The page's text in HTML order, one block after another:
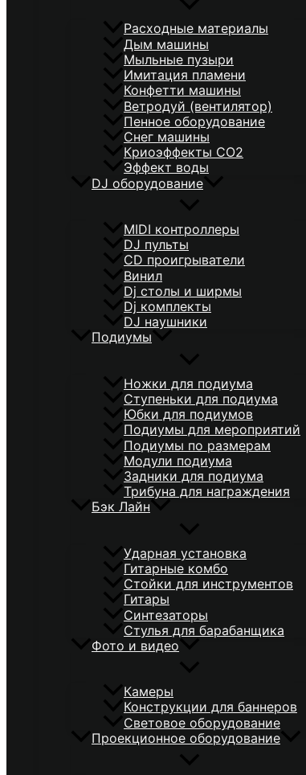
Расходные материалы
Дым машины
Мыльные пузыри
Имитация пламени
Конфетти машины
Ветродуй (вентилятор)
Пенное оборудование
Снег машины
Криоэффекты CO2
Эффект воды
DJ оборудование
MIDI контроллеры
DJ пульты
CD проигрыватели
Винил
Dj столы и ширмы
Dj комплекты
DJ наушники
Подиумы
Ножки для подиума
Ступеньки для подиума
Юбки для подиумов
Подиумы для мероприятий
Подиумы по размерам
Модули подиума
Задники для подиума
Трибуна для награждения
Бэк Лайн
Ударная установка
Гитарные комбо
Стойки для инструментов
Гитары
Синтезаторы
Стулья для барабанщика
Фото и видео
Камеры
Конструкции для баннеров
Световое оборудование
Проекционное оборудование